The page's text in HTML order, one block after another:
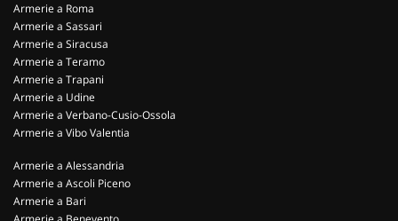
Armerie a Roma
Armerie a Sassari
Armerie a Siracusa
Armerie a Teramo
Armerie a Trapani
Armerie a Udine
Armerie a Verbano-Cusio-Ossola
Armerie a Vibo Valentia
Armerie a Alessandria
Armerie a Ascoli Piceno
Armerie a Bari